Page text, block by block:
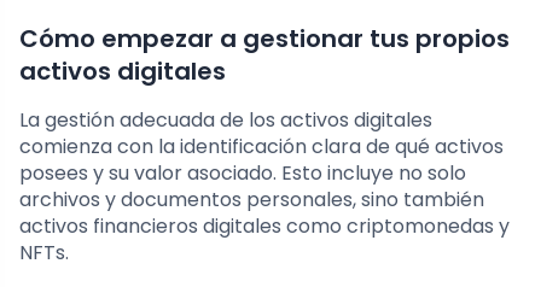
Cómo empezar a gestionar tus propios
activos digitales
La gestión adecuada de los activos digitales
comienza con la identificación clara de qué activos
posees y su valor asociado. Esto incluye no solo
archivos y documentos personales, sino también
activos financieros digitales como criptomonedas y
NFTs.